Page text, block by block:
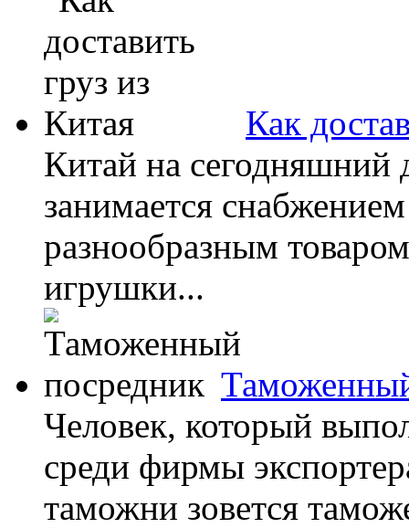
Как
Китай на сегодняшний
занимается
разнообразным
игрушки...
Человек, который
среди фирмы
таможни зовется